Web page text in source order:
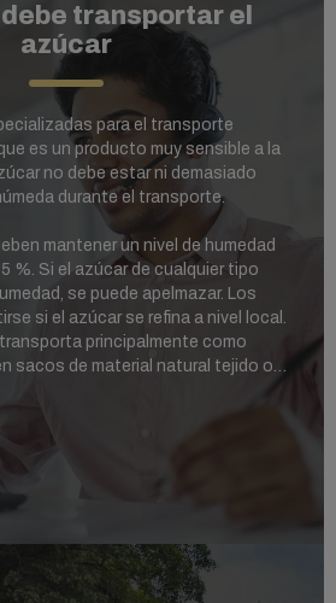
transportar el
azúcar
para el transporte
es un producto muy sensible a la
no debe estar ni demasiado
durante el transporte.
mantener un nivel de humedad
%. Si el azúcar de cualquier tipo
se puede apelmazar. Los
si el azúcar se refina a nivel local.
principalmente como
sacos de material natural tejido o
al agua.